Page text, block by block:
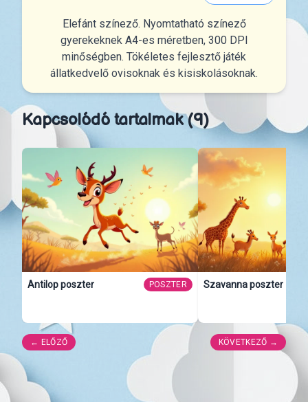
Elefánt színező. Nyomtatható színező
gyerekeknek A4-es méretben, 300 DPI
minőségben. Tökéletes fejlesztő játék
állatkedvelő ovisoknak és kisiskolásoknak.
Kapcsolódó tartalmak (9)
Antilop poszter POSZTER Szavanna poszter
← ELŐZŐ KÖVETKEZŐ →